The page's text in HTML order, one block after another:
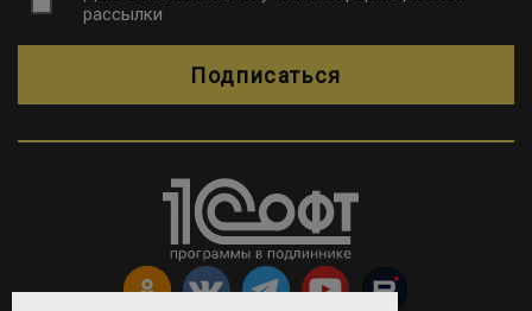
рассылки
Подписаться